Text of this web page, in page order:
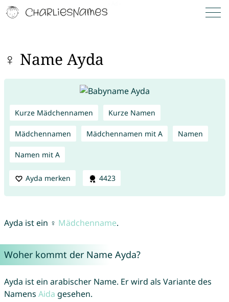
♀ Name Ayda
Kurze Mädchennamen Kurze Namen
Mädchennamen Mädchennamen mit A Namen
Namen mit A
Ayda merken 4423
Ayda ist ein ♀ Mädchenname.
Woher kommt der Name Ayda?
Ayda ist ein arabischer Name. Er wird als Variante des
Namens Aida gesehen.